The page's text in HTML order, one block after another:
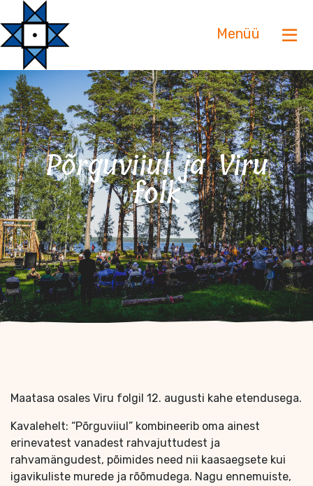
Menüü
Põrguviiul ja Viru
folk
Maatasa osales Viru folgil 12. augusti kahe etendusega.
Kavalehelt: “Põrguviiul” kombineerib oma ainest
erinevatest vanadest rahvajuttudest ja
rahvamängudest, põimides need nii kaasaegsete kui
igavikuliste murede ja rõõmudega. Nagu ennemuiste,